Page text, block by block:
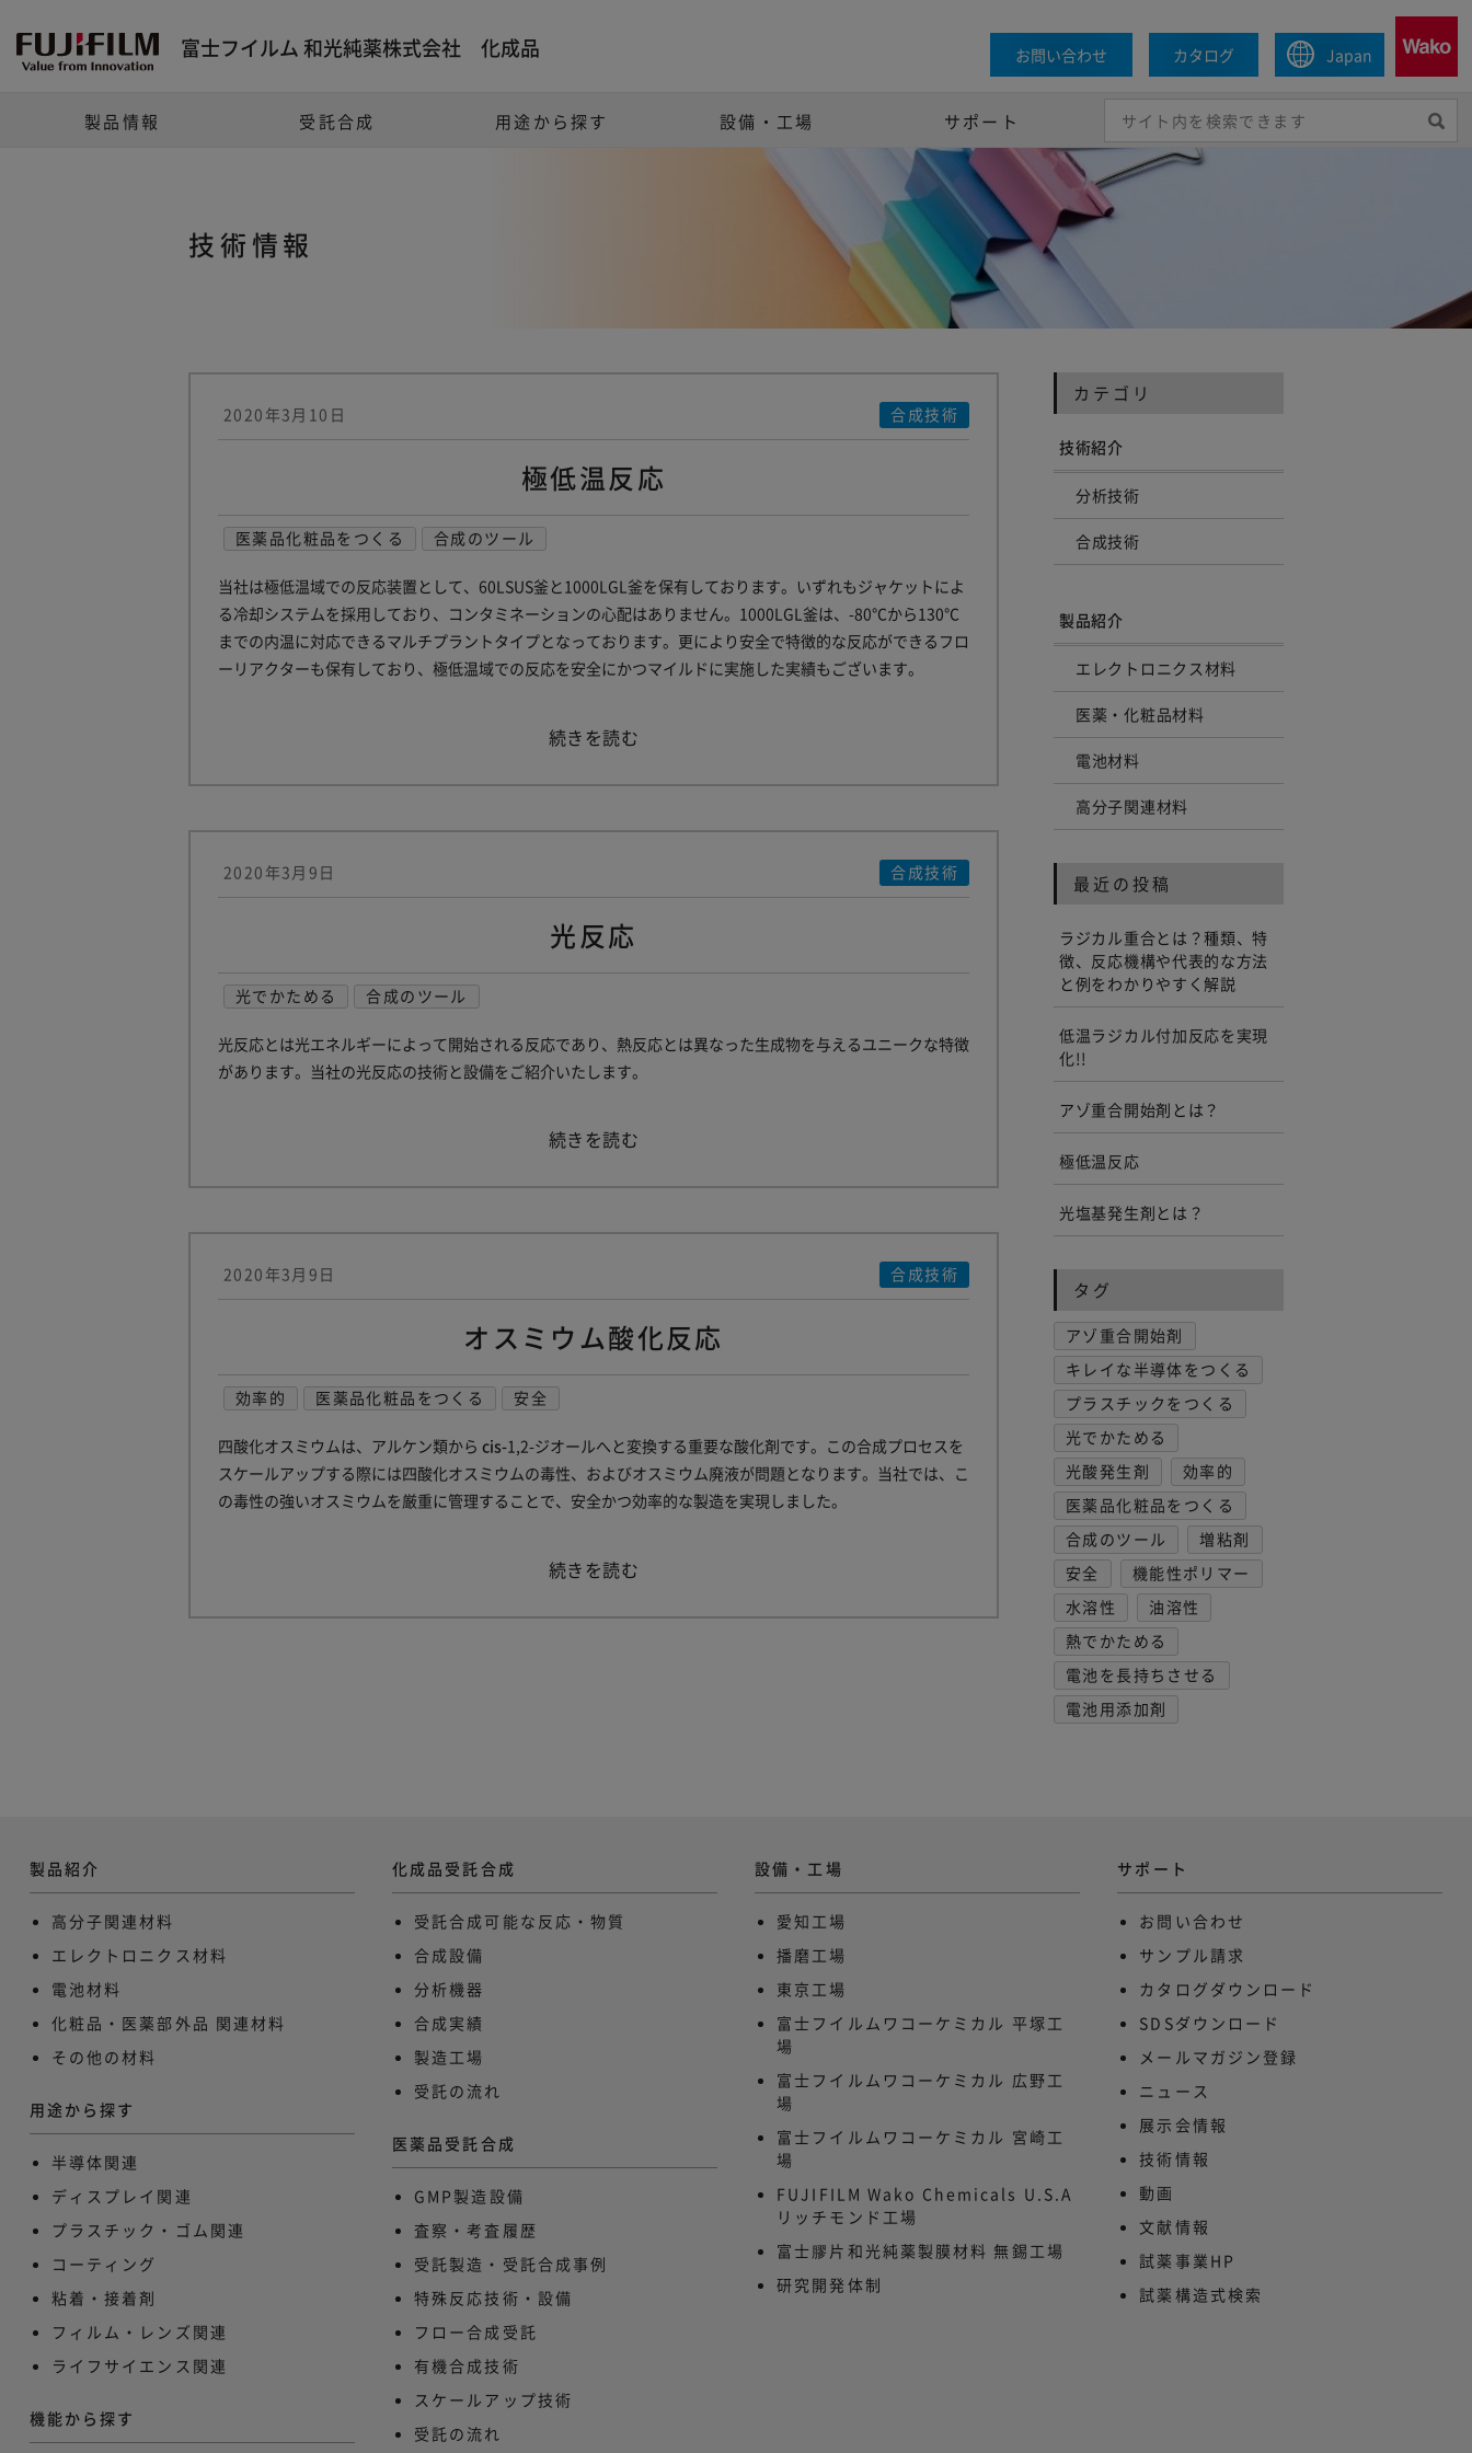
富士フイルム 和光純薬株式会社 化成品 お問い合わせ カタログ Japan
製品情報 受託合成 用途から探す 設備・工場 サポート
技術情報
2020年3月10日 合成技術
極低温反応
医薬品化粧品をつくる 合成のツール
当社は極低温域での反応装置として、60LSUS釜と1000LGL釜を保有しております。いずれもジャケットによ
る冷却システムを採用しており、コンタミネーションの心配はありません。1000LGL釜は、-80℃から130℃
までの内温に対応できるマルチプラントタイプとなっております。更により安全で特徴的な反応ができるフロ
ーリアクターも保有しており、極低温域での反応を安全にかつマイルドに実施した実績もございます。
続きを読む
2020年3月9日 合成技術
光反応
光でかためる 合成のツール
光反応とは光エネルギーによって開始される反応であり、熱反応とは異なった生成物を与えるユニークな特徴
があります。当社の光反応の技術と設備をご紹介いたします。
続きを読む
2020年3月9日 合成技術
オスミウム酸化反応
効率的 医薬品化粧品をつくる 安全
四酸化オスミウムは、アルケン類から cis-1,2-ジオールへと変換する重要な酸化剤です。この合成プロセスを
スケールアップする際には四酸化オスミウムの毒性、およびオスミウム廃液が問題となります。当社では、こ
の毒性の強いオスミウムを厳重に管理することで、安全かつ効率的な製造を実現しました。
続きを読む
カテゴリ
技術紹介
分析技術
合成技術
製品紹介
エレクトロニクス材料
医薬・化粧品材料
電池材料
高分子関連材料
最近の投稿
ラジカル重合とは？種類、特
徴、反応機構や代表的な方法
と例をわかりやすく解説
低温ラジカル付加反応を実現
化!!
アゾ重合開始剤とは？
極低温反応
光塩基発生剤とは？
タグ
アゾ重合開始剤
キレイな半導体をつくる
プラスチックをつくる
光でかためる
光酸発生剤
効率的
医薬品化粧品をつくる
合成のツール
増粘剤
安全
機能性ポリマー
水溶性
油溶性
熱でかためる
電池を長持ちさせる
電池用添加剤
製品紹介
高分子関連材料
エレクトロニクス材料
電池材料
化粧品・医薬部外品 関連材料​
その他の材料
用途から探す
半導体関連
ディスプレイ関連
プラスチック・ゴム関連
コーティング
粘着・接着剤
フィルム・レンズ関連
ライフサイエンス関連
機能から探す
化成品受託合成
受託合成可能な反応・物質
合成設備
分析機器
合成実績
製造工場
受託の流れ
医薬品受託合成
GMP製造設備
査察・考査履歴
受託製造・受託合成事例
特殊反応技術・設備
フロー合成受託
有機合成技術
スケールアップ技術
受託の流れ
設備・工場
愛知工場
播磨工場
東京工場
富士フイルムワコーケミカル 平塚工
場
富士フイルムワコーケミカル 広野工
場
富士フイルムワコーケミカル 宮崎工
場
FUJIFILM Wako Chemicals U.S.A
リッチモンド工場
富士膠片和光純薬製膜材料 無錫工場
研究開発体制
サポート
お問い合わせ
サンプル請求
カタログダウンロード
SDSダウンロード
メールマガジン登録
ニュース
展示会情報
技術情報
動画
文献情報
試薬事業HP
試薬構造式検索